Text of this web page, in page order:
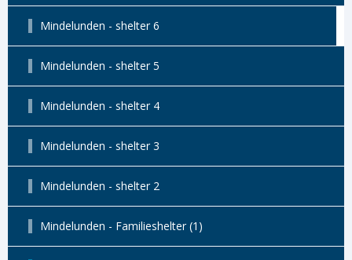
Mindelunden - shelter 6
Mindelunden - shelter 5
Mindelunden - shelter 4
Mindelunden - shelter 3
Mindelunden - shelter 2
Mindelunden - Familieshelter (1)